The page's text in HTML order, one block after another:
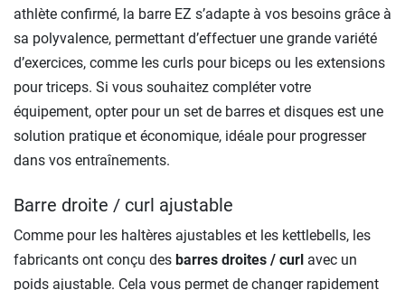
athlète confirmé, la barre EZ s’adapte à vos besoins grâce à
sa polyvalence, permettant d’effectuer une grande variété
d’exercices, comme les curls pour biceps ou les extensions
pour triceps. Si vous souhaitez compléter votre
équipement, opter pour un set de barres et disques est une
solution pratique et économique, idéale pour progresser
dans vos entraînements.
Barre droite / curl ajustable
Comme pour les haltères ajustables et les kettlebells, les
fabricants ont conçu des barres droites / curl avec un
poids ajustable. Cela vous permet de changer rapidement